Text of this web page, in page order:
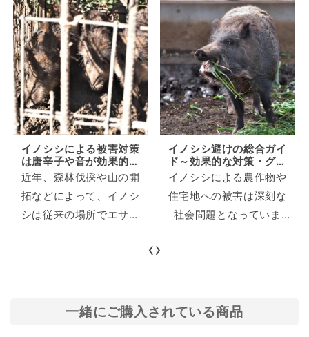
イノシシによる被害対策
は唐辛子や音が効果的！
具体的なやり方も解説
近年、森林伐採や山の開
拓などによって、イノシ
シは従来の場所でエサが
になっています。 イノシ
イノシシ避けの総合ガイ
ド～効果的な対策・グッ
ズ一覧～
イノシシによる農作物や
住宅地への被害は深刻な
社会問題となっていま
説します。 具体的な環境
‹›
一緒にご購入されている商品